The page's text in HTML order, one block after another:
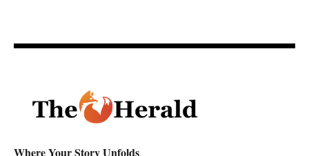
Where Your Story Unfolds